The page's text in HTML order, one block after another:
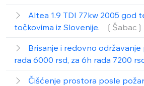
Altea 1.9 TDI 77kw 2005 god
točkovima iz Slovenije.
❲Šabac❳
Brisanje i redovno
rada 6000 rsd, za 6h rada 7200
Čišćenje prostora posle